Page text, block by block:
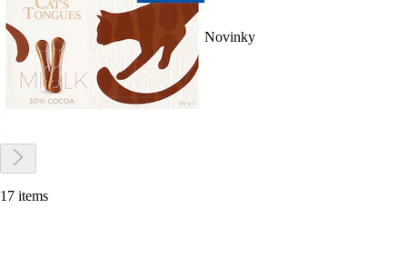
Novinky
17 items